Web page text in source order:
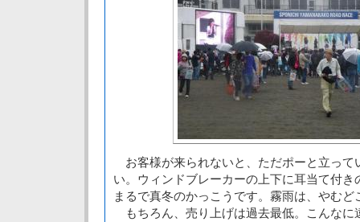
お客様が来られないと、ただポーと立って
い。ウィンドブレーカーの上下に耳当て付
まるで真冬のかっこうです。霧雨は、やむ
もちろん、売り上げは過去最低。こんなに